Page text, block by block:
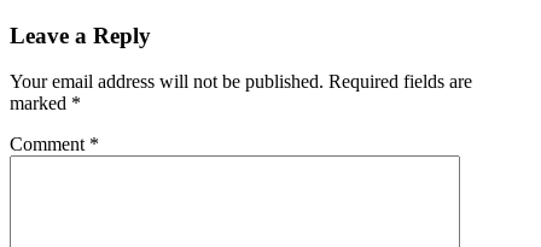
Leave a Reply
Your email address will not be published. Required fields are
marked *
Comment *